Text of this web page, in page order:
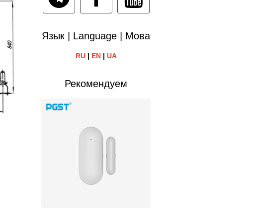
Язык | Language | Мова
RU| EN| UA
Рекомендуем